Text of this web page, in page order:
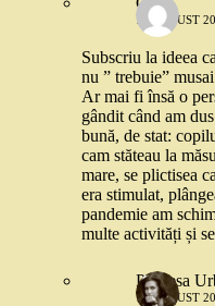
16 AUGUST
Subscriu la ideea
nu ” trebuie”
Ar mai fi însă o
gândit când am
bună, de stat:
cam stăteau la
mare, se plictisea
era stimulat,
pandemie am
multe activități și
Printesa
17 AUGUST